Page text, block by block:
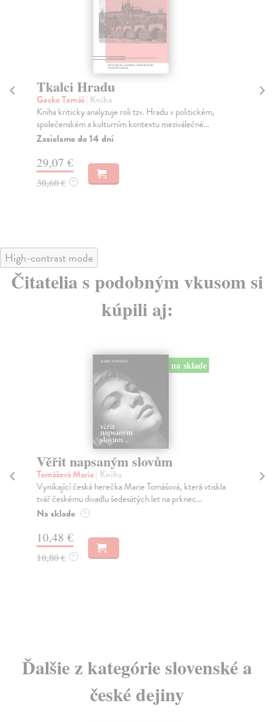
Tkalci Hradu
Gecko Tomáš| Kniha
Kniha kriticky analyzuje roli tzv. Hradu v politickém,
společenském a kulturním kontextu meziválečné...
Zasielame do 14 dní
29,07 €
30,60 € ?
High-contrast mode
Čitatelia s podobným vkusom si
kúpili aj:
na sklade
Věřit napsaným slovům
Tomášová Marie | Kniha
Vynikající česká herečka Marie Tomášová, která vtiskla
tvář českému divadlu šedesátých let na prknec...
Na sklade ?
10,48 €
10,80 € ?
Ďalšie z kategórie slovenské a
české dejiny